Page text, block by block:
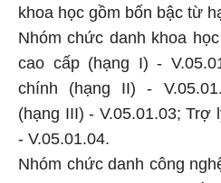
khoa học gồm bốn bậc từ
Nhóm chức danh khoa
cao cấp (hạng I) -
chính (hạng II) -
(hạng III) - V.05.01.03; Trợ
- V.05.01.04.
Nhóm chức danh công